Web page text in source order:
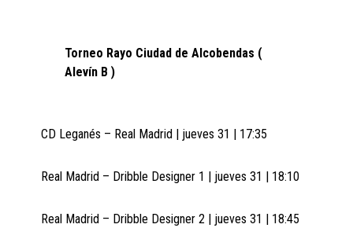
Torneo Rayo Ciudad de Alcobendas (
Alevín B )
CD Leganés – Real Madrid | jueves 31 | 17:35
Real Madrid – Dribble Designer 1 | jueves 31 | 18:10
Real Madrid – Dribble Designer 2 | jueves 31 | 18:45